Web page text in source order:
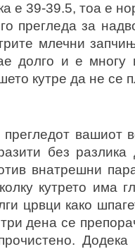
е 39-39.5, тоа е
прегледа за
млечни
долго и е многу
кутре да не се
вашиот
без
внатрешни
кутрето има
црвци како
дена се